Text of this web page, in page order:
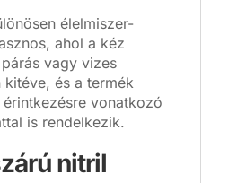
élelmiszer-
ahol a kéz
vagy vizes
és a termék
vonatkozó
is rendelkezik.
nitril